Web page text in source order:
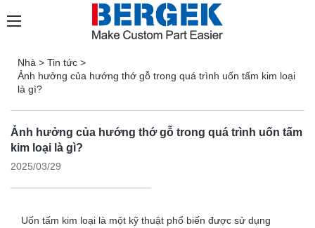
Nhà > Tin tức >
Ảnh hưởng của hướng thớ gỗ trong quá trình uốn tấm kim loại
là gì?
Ảnh hưởng của hướng thớ gỗ trong quá trình uốn tấm
kim loại là gì?
2025/03/29
Uốn tấm kim loại là một kỹ thuật phổ biến được sử dụng